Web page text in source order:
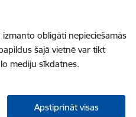
obligāti nepieciešamās
šajā vietnē var tikt
mediju sīkdatnes.
Apstiprināt visas